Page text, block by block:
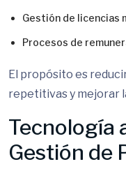
Gestión de licencias
Procesos de
El propósito es
repetitivas y mejorar
Tecnología
Gestión de